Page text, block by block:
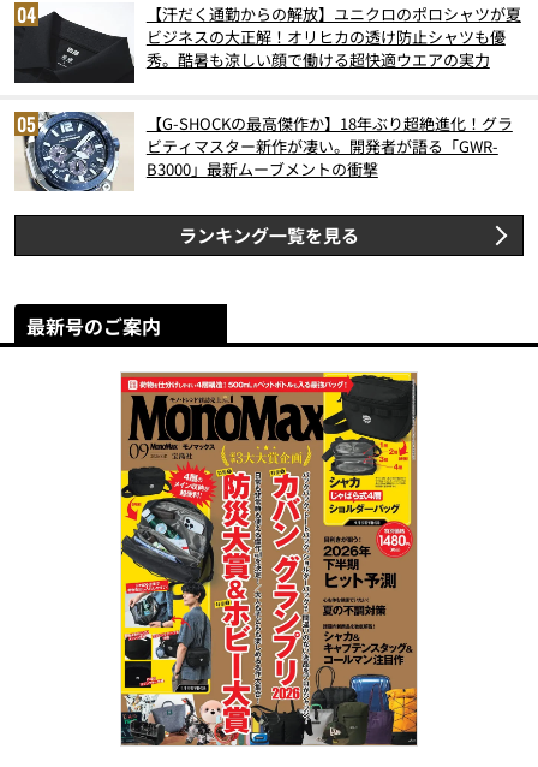
【汗だく通勤からの解放】ユニクロのポロシャツが夏
ビジネスの大正解！オリヒカの透け防止シャツも優
秀。酷暑も涼しい顔で働ける超快適ウエアの実力
【G-SHOCKの最高傑作か】18年ぶり超絶進化！グラ
ビティマスター新作が凄い。開発者が語る「GWR-
B3000」最新ムーブメントの衝撃
ランキング一覧を見る
最新号のご案内